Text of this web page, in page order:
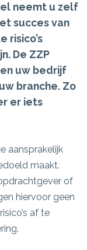
neemt u zelf
succes van
risico’s
De ZZP
uw bedrijf
branche. Zo
er iets
aansprakelijk
maakt.
of
hiervoor geen
af te